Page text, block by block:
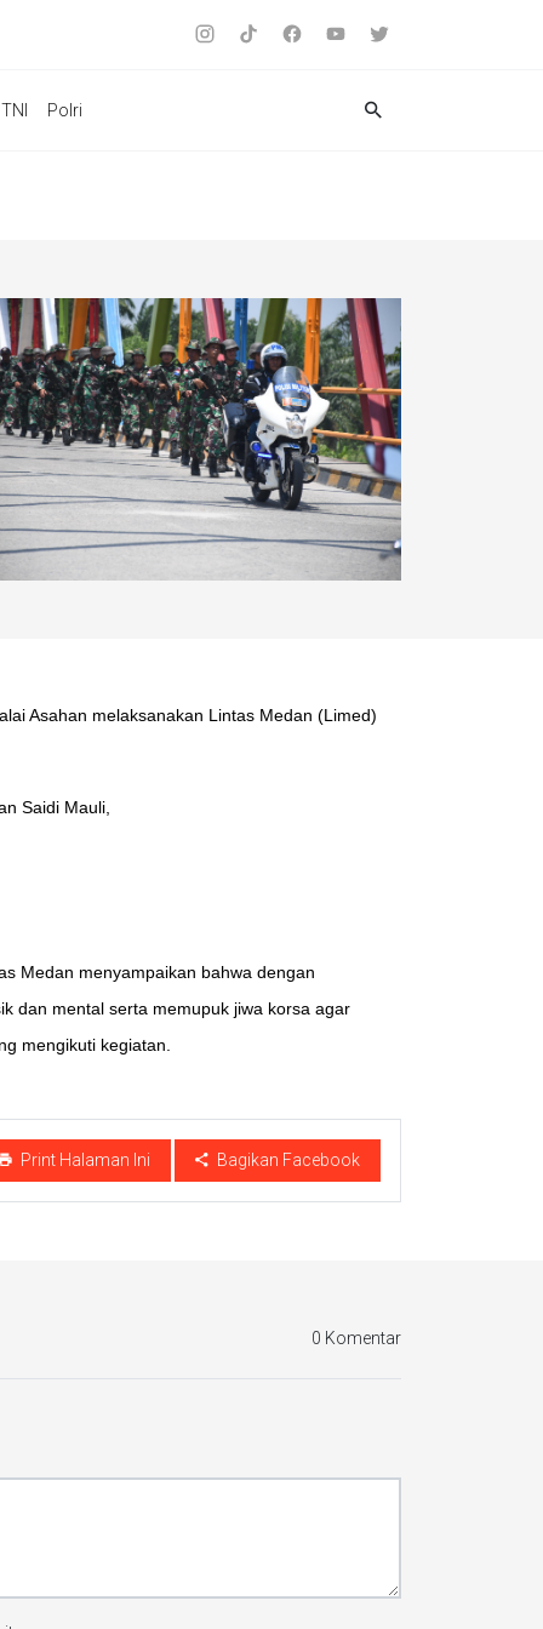
TNI Polri
Asahan melaksanakan Lintas Medan (Limed)
Saidi Mauli,
Medan menyampaikan bahwa dengan
dan mental serta memupuk jiwa korsa agar
mengikuti kegiatan.
Print Halaman Ini Bagikan Facebook
0 Komentar